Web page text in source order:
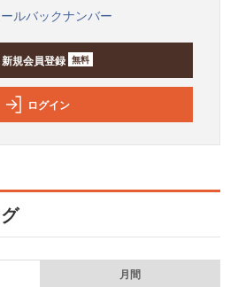
ールバックナンバー
新規会員登録 無料
ログイン
月間